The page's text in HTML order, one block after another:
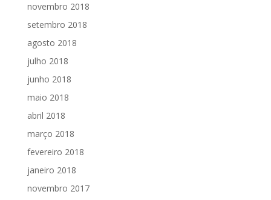
novembro 2018
setembro 2018
agosto 2018
julho 2018
junho 2018
maio 2018
abril 2018
março 2018
fevereiro 2018
janeiro 2018
novembro 2017